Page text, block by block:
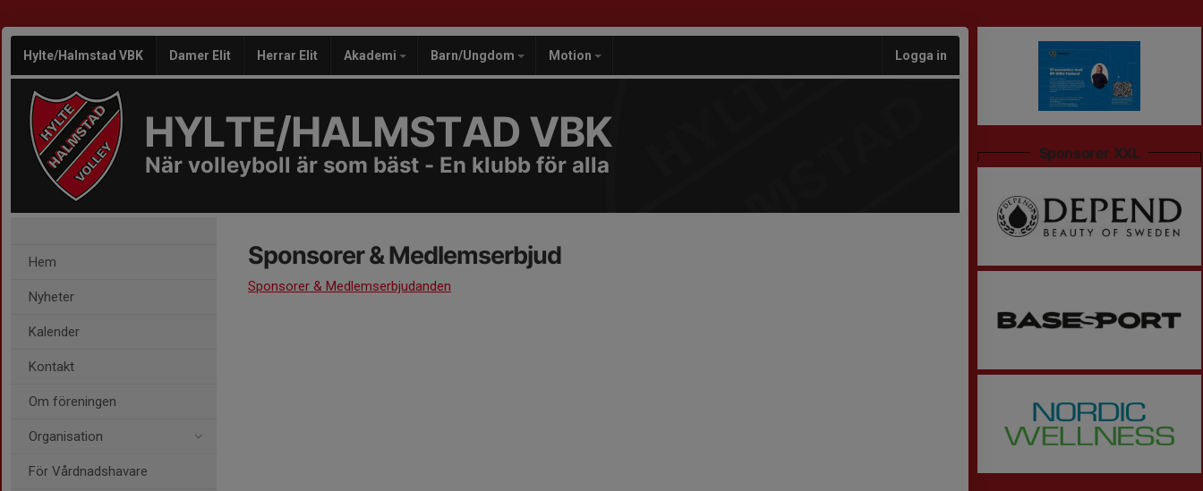
Hylte/Halmstad VBK Damer Elit Herrar Elit Akademi Barn/Ungdom Motion Logga in
HYLTE/HALMSTAD VBK
När volleyboll är som bäst - En klubb för alla
Hem
Nyheter
Kalender
Kontakt
Om föreningen
Organisation
För Vårdnadshavare
Sponsorer & Medlemserbjud
Sponsorer & Medlemserbjudanden
Sponsorer XXL